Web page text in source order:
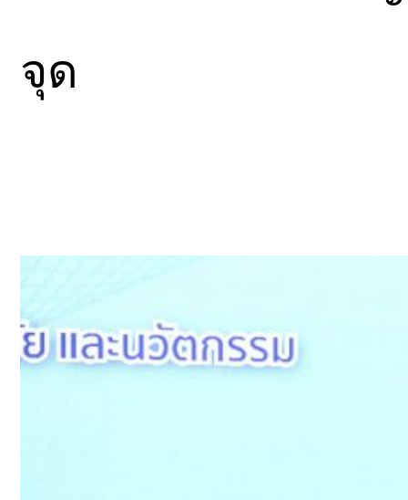
จุด